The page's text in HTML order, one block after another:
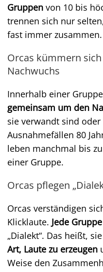
Gruppen von 10 bis
trennen sich nur
fast immer zusammen.
Orcas kümmern
Nachwuchs
Innerhalb einer Gruppe
gemeinsam um den
sie verwandt sind
Ausnahmefällen 80
leben manchmal bis
einer Gruppe.
Orcas pflegen
Orcas verständigen
Klicklaute. Jede Gruppe
„Dialekt“. Das heißt,
Art, Laute zu erzeugen
Weise den